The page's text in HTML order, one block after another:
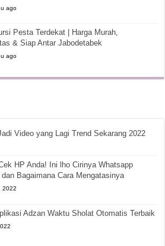
ago
Pesta Terdekat | Harga Murah,
& Siap Antar Jabodetabek
ago
Video yang Lagi Trend Sekarang 2022
HP Anda! Ini lho Cirinya Whatsapp
dan Bagaimana Cara Mengatasinya
2022
Adzan Waktu Sholat Otomatis Terbaik